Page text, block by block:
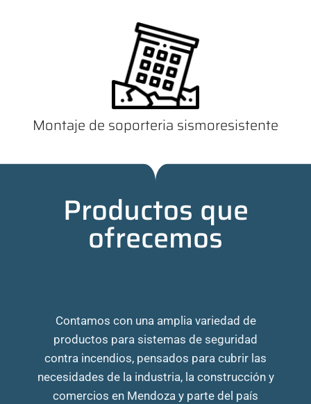
Montaje de soporteria sismoresistente
Productos que
ofrecemos
Contamos con una amplia variedad de
productos para sistemas de seguridad
contra incendios, pensados para cubrir las
necesidades de la industria, la construcción y
comercios en Mendoza y parte del país